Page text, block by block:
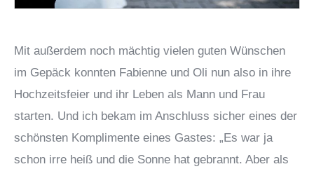
Mit außerdem noch mächtig vielen guten Wünschen
im Gepäck konnten Fabienne und Oli nun also in ihre
Hochzeitsfeier und ihr Leben als Mann und Frau
starten. Und ich bekam im Anschluss sicher eines der
schönsten Komplimente eines Gastes: „Es war ja
schon irre heiß und die Sonne hat gebrannt. Aber als